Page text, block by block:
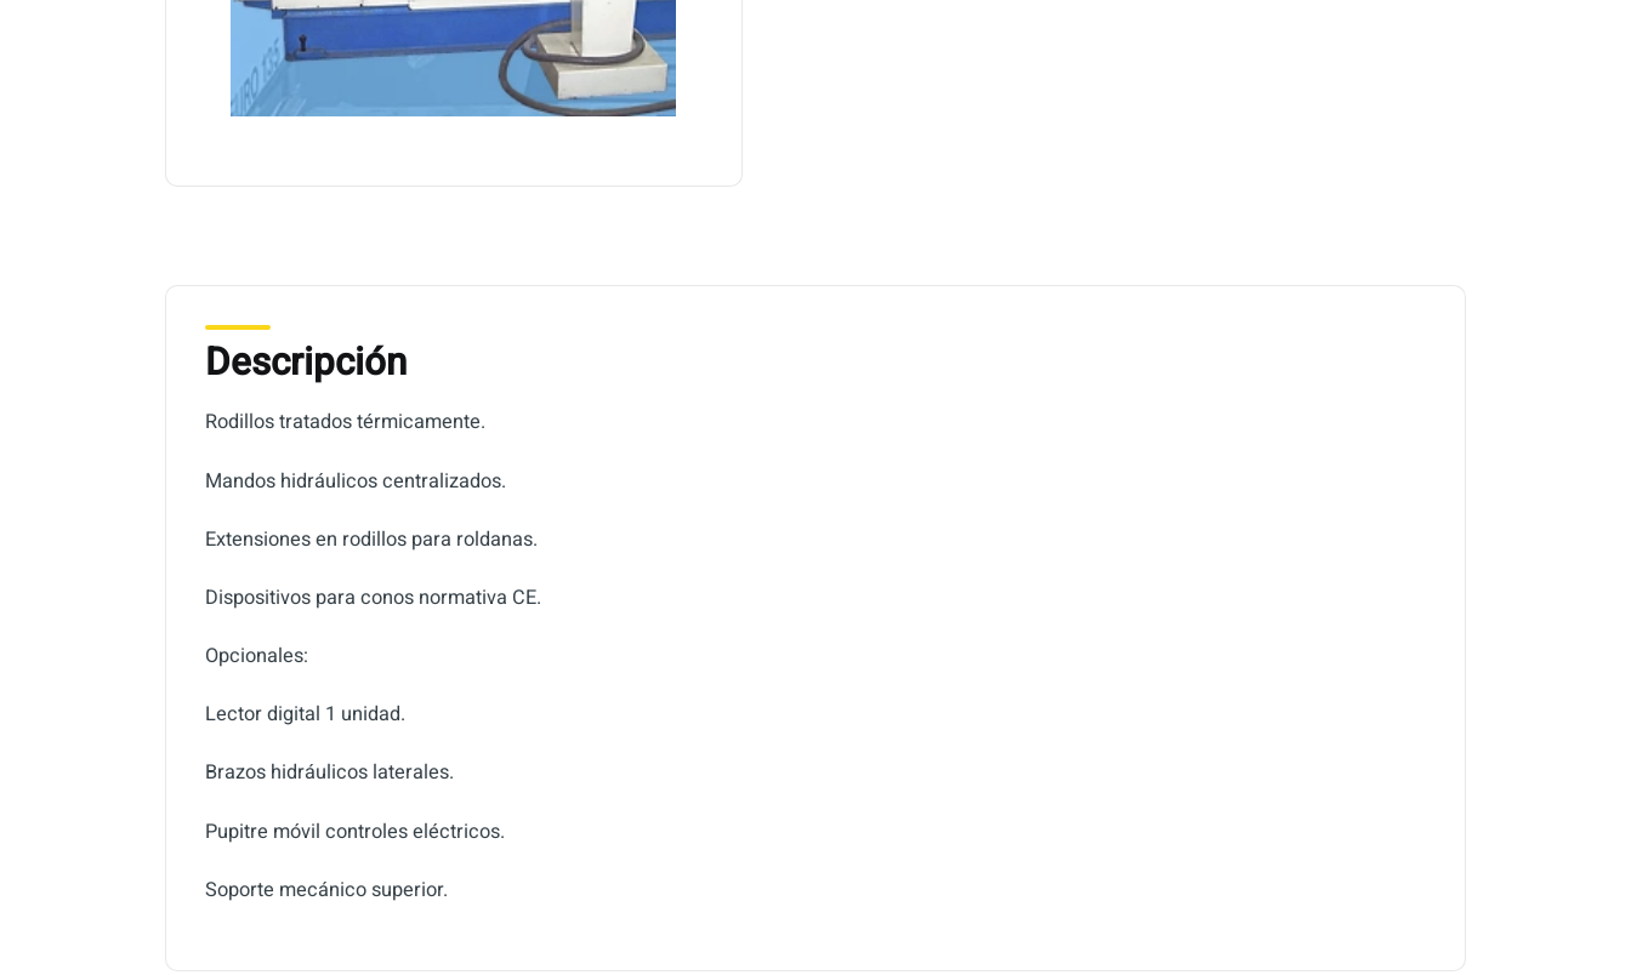
Descripción
Rodillos tratados térmicamente.
Mandos hidráulicos centralizados.
Extensiones en rodillos para roldanas.
Dispositivos para conos normativa CE.
Opcionales:
Lector digital 1 unidad.
Brazos hidráulicos laterales.
Pupitre móvil controles eléctricos.
Soporte mecánico superior.